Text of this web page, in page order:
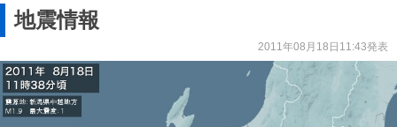
地震情報
2011年08月18日11:43発表